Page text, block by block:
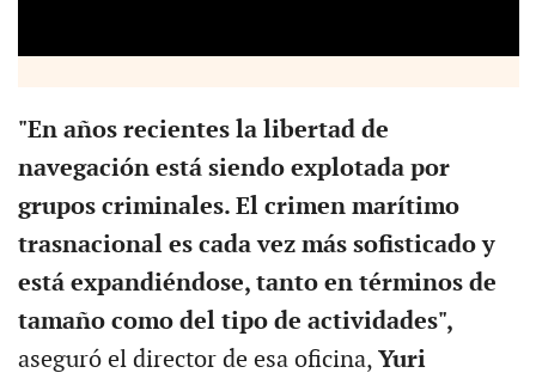
"En años recientes la libertad de
navegación está siendo explotada por
grupos criminales. El crimen marítimo
trasnacional es cada vez más sofisticado y
está expandiéndose, tanto en términos de
tamaño como del tipo de actividades",
aseguró el director de esa oficina, Yuri